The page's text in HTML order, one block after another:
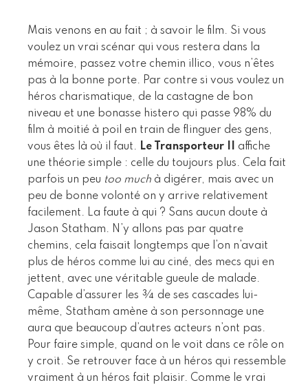
Mais venons en au fait ; à savoir le film. Si vous
voulez un vrai scénar qui vous restera dans la
mémoire, passez votre chemin illico, vous n’êtes
pas à la bonne porte. Par contre si vous voulez un
héros charismatique, de la castagne de bon
niveau et une bonasse histero qui passe 98% du
film à moitié à poil en train de flinguer des gens,
vous êtes là où il faut. Le Transporteur II
affiche
une théorie simple : celle du toujours plus. Cela fait
parfois un peu too much à digérer, mais avec un
peu de bonne volonté on y arrive relativement
facilement. La faute à qui ? Sans aucun doute à
Jason Statham. N’y allons pas par quatre
chemins, cela faisait longtemps que l’on n’avait
plus de héros comme lui au ciné, des mecs qui en
jettent, avec une véritable gueule de malade.
Capable d’assurer les ¾ de ses cascades lui-
même, Statham amène à son personnage une
aura que beaucoup d’autres acteurs n’ont pas.
Pour faire simple, quand on le voit dans ce rôle on
y croit. Se retrouver face à un héros qui ressemble
vraiment à un héros fait plaisir. Comme le vrai